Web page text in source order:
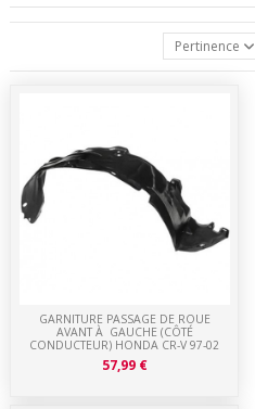
Pertinence
GARNITURE PASSAGE DE ROUE
AVANT À GAUCHE (CÔTÉ
CONDUCTEUR) HONDA CR-V 97-02
57,99 €